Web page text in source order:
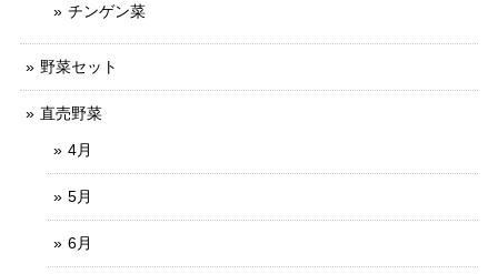
チンゲン菜
野菜セット
直売野菜
4月
5月
6月